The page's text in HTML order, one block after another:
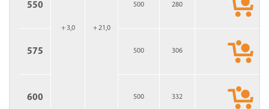
+ 3,0 + 21,0
550 500 280
575 500 306
600 500 332